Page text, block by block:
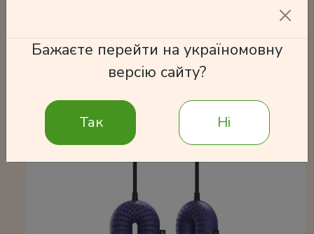
Часто покупают
Бажаєте перейти на україномовну
версію сайту?
Так Ні